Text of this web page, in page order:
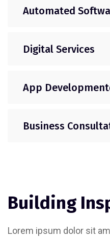
Automated
Digital Services
App
Business
Building
Lorem ipsum dolor sit